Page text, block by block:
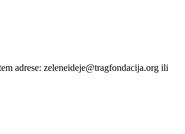
adrese: zeleneideje@tragfondacija.org ili